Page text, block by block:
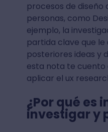
procesos de diseño
personas, como
ejemplo, la
partida clave que le
posteriores ideas y
esta nota te
aplicar el ux
¿Por qué es
investigar y